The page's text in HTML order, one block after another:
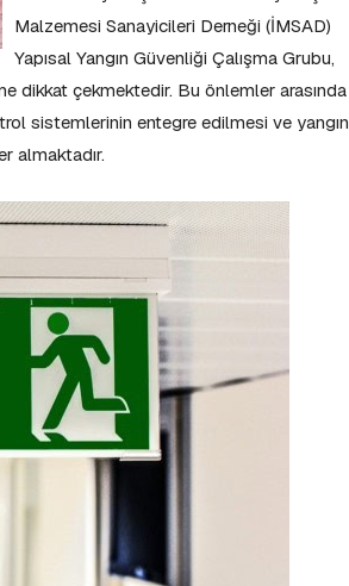
Malzemesi Sanayicileri Derneği (İMSAD)
Yapısal Yangın Güvenliği Çalışma Grubu,
dikkat çekmektedir. Bu önlemler arasında
sistemlerinin entegre edilmesi ve
almaktadır.